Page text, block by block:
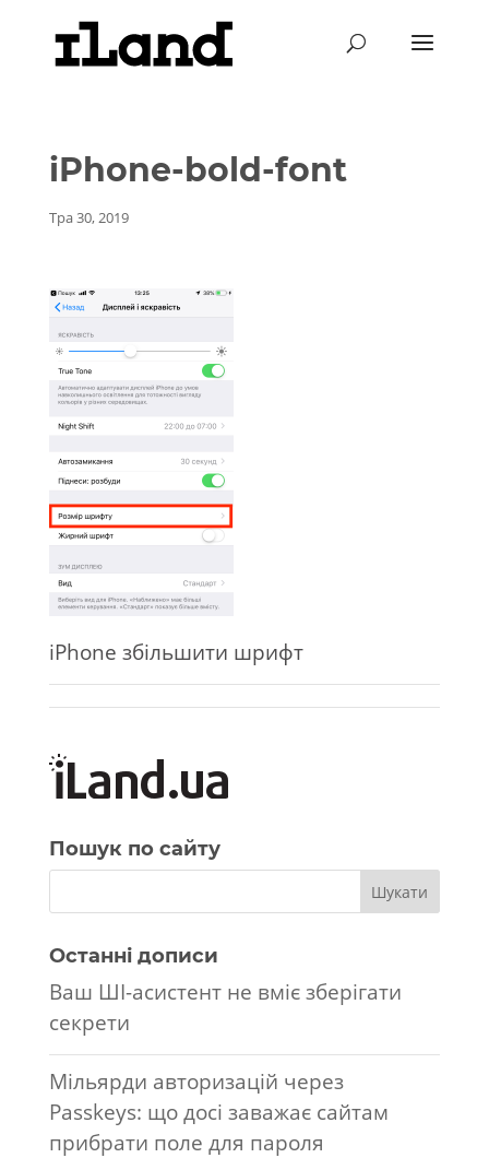
iPhone-bold-font
Тра 30, 2019
iPhone збільшити шрифт
Пошук по сайту
Останні дописи
Ваш ШІ-асистент не вміє зберігати
секрети
Мільярди авторизацій через
Passkeys: що досі заважає сайтам
прибрати поле для пароля